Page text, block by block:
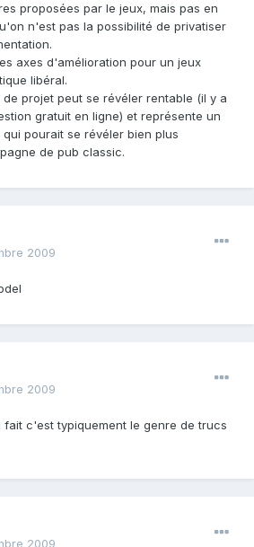
proposées par le jeux, mais pas en
n'est pas la possibilité de privatiser
axes d'amélioration pour un jeux
libéral.
projet peut se révéler rentable (il y a
gratuit en ligne) et représente un
pourait se révéler bien plus
de pub classic.
2009
2009
c'est typiquement le genre de trucs
2009